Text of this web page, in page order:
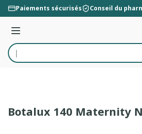
Aller au contenu
Paiements sécurisés Conseil du
Menu
Rechercher
Botalux 140 Maternity